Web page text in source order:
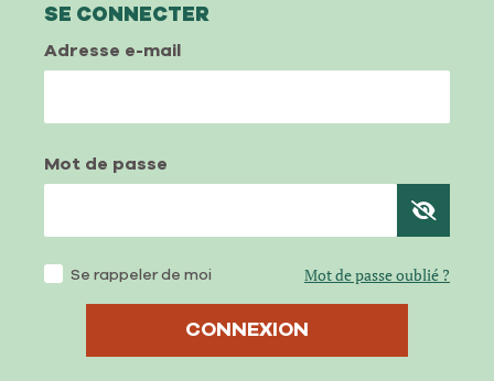
SE CONNECTER
Adresse e-mail
Mot de passe
Se rappeler de moi Mot de passe oublié ?
CONNEXION